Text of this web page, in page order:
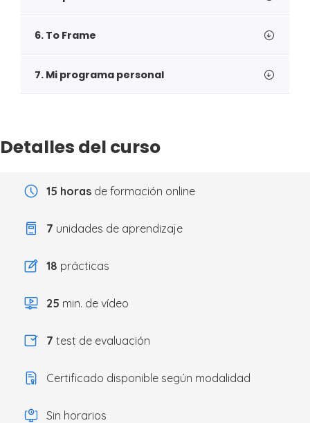
6. To Frame
7. Mi programa personal
Detalles del curso
15 horas de formación online
7 unidades de aprendizaje
18 prácticas
25 min. de vídeo
7 test de evaluación
Certificado disponible según modalidad
Sin horarios